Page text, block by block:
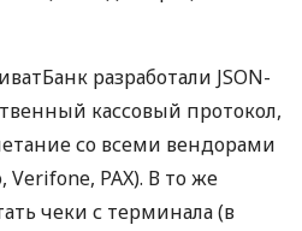
разработали JSON-
кассовый протокол,
со всеми вендорами
Verifone, PAX). В то же
чеки с терминала (в